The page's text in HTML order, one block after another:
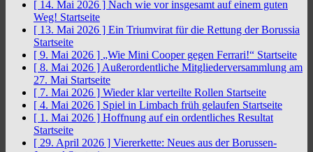
[ 14. Mai 2026 ] Nach wie vor insgesamt auf einem guten
Weg! Startseite
[ 13. Mai 2026 ] Ein Triumvirat für die Rettung der Borussia
Startseite
[ 9. Mai 2026 ] „Wie Mini Cooper gegen Ferrari!“ Startseite
[ 8. Mai 2026 ] Außerordentliche Mitgliederversammlung am
27. Mai Startseite
[ 7. Mai 2026 ] Wieder klar verteilte Rollen Startseite
[ 4. Mai 2026 ] Spiel in Limbach früh gelaufen Startseite
[ 1. Mai 2026 ] Hoffnung auf ein ordentliches Resultat
Startseite
[ 29. April 2026 ] Viererkette: Neues aus der Borussen-